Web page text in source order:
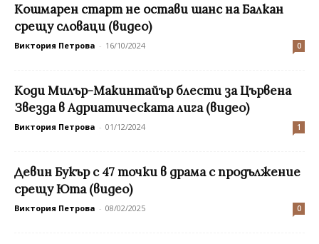
Кошмарен старт не остави шанс на Балкан
срещу словаци (видео)
Виктория Петрова - 16/10/2024 0
Коди Милър-Макинтайър блести за Цървена
Звезда в Адриатическата лига (видео)
Виктория Петрова - 01/12/2024 1
Девин Букър с 47 точки в драма с продължение
срещу Юта (видео)
Виктория Петрова - 08/02/2025 0